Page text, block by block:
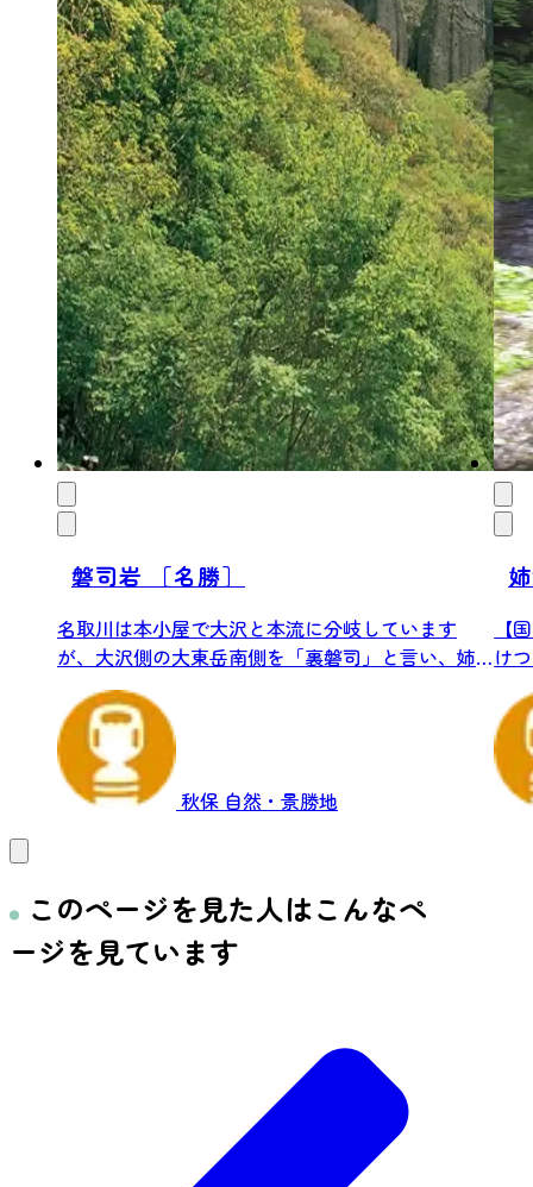
磐司岩 ［名勝］
名取川は本小屋で大沢と本流に分岐しています
が、大沢側の大東岳南側を「裏磐司」と言い、姉
滝の西・...
秋保 自然・景勝地
【
け
このページを見た人はこんなペ
ージを見ています